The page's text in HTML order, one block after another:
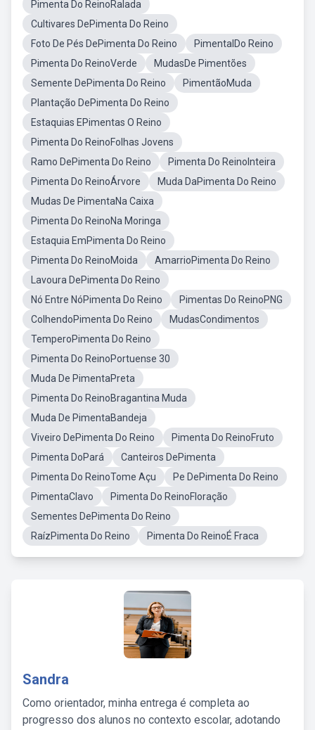
Pimenta Do ReinoRalada
Cultivares DePimenta Do Reino
Foto De Pés DePimenta Do Reino
PimentalDo Reino
Pimenta Do ReinoVerde
MudasDe Pimentões
Semente DePimenta Do Reino
PimentãoMuda
Plantação DePimenta Do Reino
Estaquias EPimentas O Reino
Pimenta Do ReinoFolhas Jovens
Ramo DePimenta Do Reino
Pimenta Do ReinoInteira
Pimenta Do ReinoÁrvore
Muda DaPimenta Do Reino
Mudas De PimentaNa Caixa
Pimenta Do ReinoNa Moringa
Estaquia EmPimenta Do Reino
Pimenta Do ReinoMoida
AmarrioPimenta Do Reino
Lavoura DePimenta Do Reino
Nó Entre NóPimenta Do Reino
Pimentas Do ReinoPNG
ColhendoPimenta Do Reino
MudasCondimentos
TemperoPimenta Do Reino
Pimenta Do ReinoPortuense 30
Muda De PimentaPreta
Pimenta Do ReinoBragantina Muda
Muda De PimentaBandeja
Viveiro DePimenta Do Reino
Pimenta Do ReinoFruto
Pimenta DoPará
Canteiros DePimenta
Pimenta Do ReinoTome Açu
Pe DePimenta Do Reino
PimentaClavo
Pimenta Do ReinoFloração
Sementes DePimenta Do Reino
RaízPimenta Do Reino
Pimenta Do ReinoÉ Fraca
Sandra
Como orientador, minha entrega é completa ao
progresso dos alunos no contexto escolar, adotando